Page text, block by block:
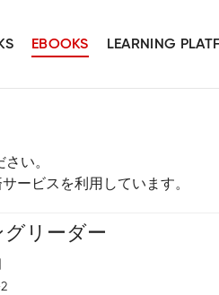
EBOOKS LEARNING
い。
ービスを利用しています。
リーダー